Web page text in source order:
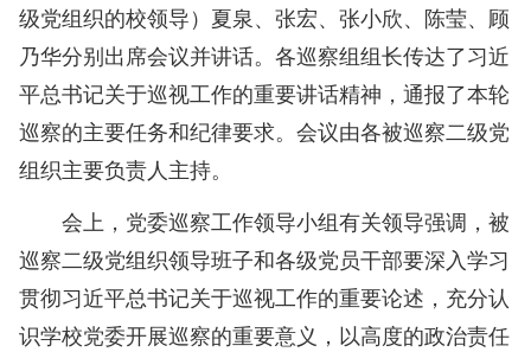
级党组织的校领导）夏泉、张宏、张小欣、陈莹、顾
乃华分别出席会议并讲话。各巡察组组长传达了习近
平总书记关于巡视工作的重要讲话精神，通报了本轮
巡察的主要任务和纪律要求。会议由各被巡察二级党
组织主要负责人主持。
会上，党委巡察工作领导小组有关领导强调，被
巡察二级党组织领导班子和各级党员干部要深入学习
贯彻习近平总书记关于巡视工作的重要论述，充分认
识学校党委开展巡察的重要意义，以高度的政治责任